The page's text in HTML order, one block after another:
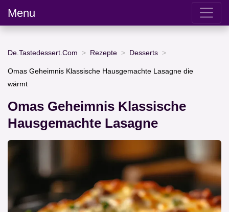
Menu
De.Tastedessert.Com Rezepte Desserts
Omas Geheimnis Klassische Hausgemachte Lasagne die
wärmt
Omas Geheimnis Klassische
Hausgemachte Lasagne